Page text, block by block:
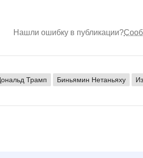
Нашли ошибку в публикации?
Трамп Биньямин Нетаньяху